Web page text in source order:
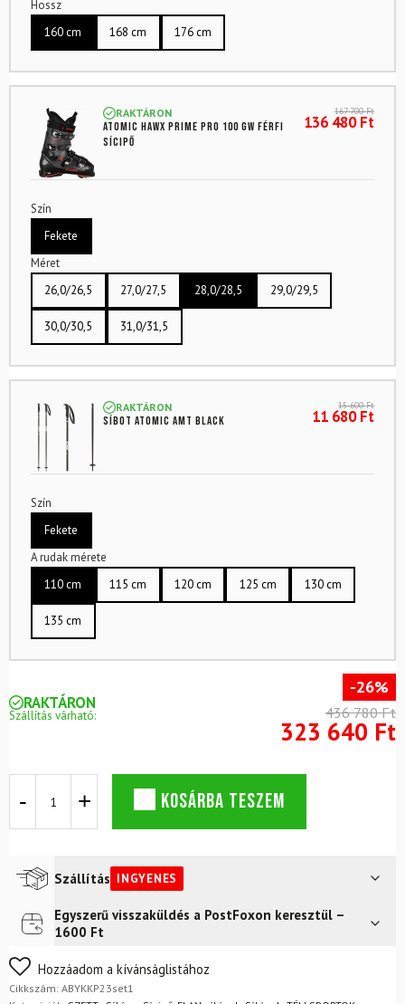
Hossz
160 cm
168 cm 176 cm
RAKTÁRON
ATOMIC Hawx Prime Pro 100 GW férfi
sícipő
167 700Ft
136 480Ft
Szín
Fekete
Méret
26,0/26,5
27,0/27,5 28,0/28,5 29,0/29,5
30,0/30,5 31,0/31,5
RAKTÁRON
Síbot ATOMIC Amt Black
15 600Ft
11 680Ft
Szín
Fekete
A rudak mérete
110 cm
115 cm 120 cm 125 cm 130 cm
135 cm
RAKTÁRON
Szállítás várható:
-26%
436 780 Ft
323 640 Ft
ELAN
PS
mennyiség
KOSÁRBA TESZEM
Szállítás INGYENES
Futár a címreIngyenes
Egyszerű visszaküldés a PostFoxon keresztül –
1600 Ft
Nem biztos a választásában? Semmi gond – a terméket
egyszerűen visszaküldheti 14 napon belül, indoklás nélkül.
Hozzáadom a kívánságlistához
Cikkszám: ABYKKP23set1